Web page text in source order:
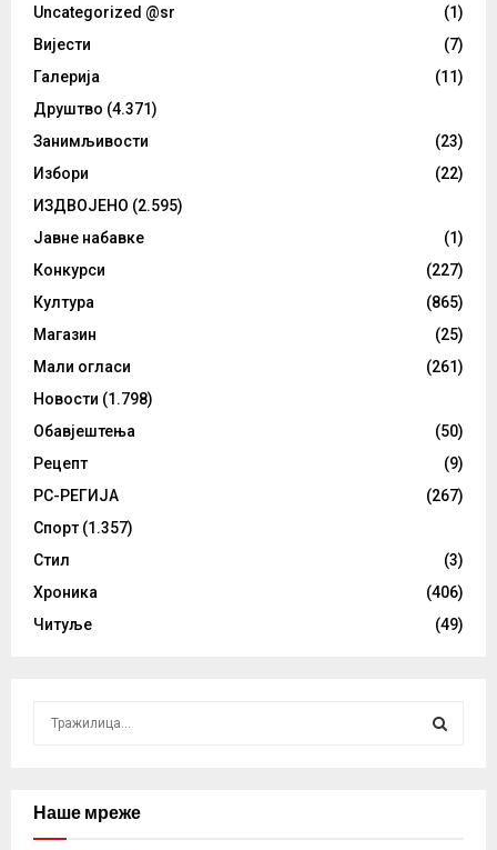
Uncategorized @sr
(1)
Вијести
(7)
Галерија
(11)
Друштво (4.371)
Занимљивости
(23)
Избори
(22)
ИЗДВОЈЕНО (2.595)
Јавне набавке
(1)
Конкурси
(227)
Култура
(865)
Магазин
(25)
Мали огласи
(261)
Новости (1.798)
Обавјештења
(50)
Рецепт
(9)
РС-РЕГИЈА
(267)
Спорт (1.357)
Стил
(3)
Хроника
(406)
Читуље
(49)
cНаше мреже